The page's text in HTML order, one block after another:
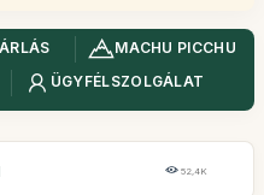
MACHU PICCHU
ÜGYFÉLSZOLGÁLAT
52,4K